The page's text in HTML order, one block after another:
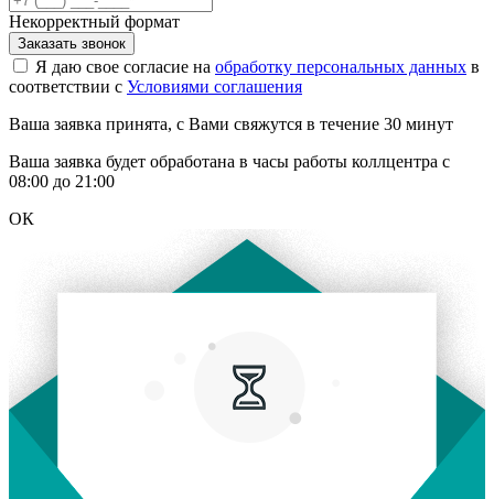
Некорректный формат
Заказать звонок
Я даю свое согласие на обработку персональных данных в
соответствии с Условиями соглашения
Ваша заявка принята, с Вами свяжутся в течение 30 минут
Ваша заявка будет обработана в часы работы коллцентра с
08:00 до 21:00
ОК